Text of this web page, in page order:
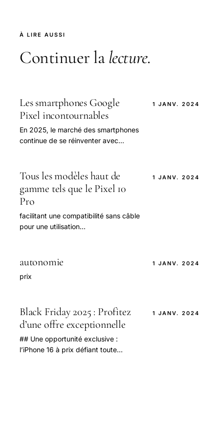
À LIRE AUSSI
Continuer la lecture.
Les smartphones Google
Pixel incontournables
En 2025, le marché des smartphones
continue de se réinventer avec
1 JANV. 2024
Tous les modèles haut de
gamme tels que le Pixel 10
Pro
facilitant une compatibilité sans câble
pour une utilisation
1 JANV. 2024
autonomie
prix
1 JANV. 2024
Black Friday 2025 : Profitez
d’une offre exceptionnelle
## Une opportunité exclusive :
l’iPhone 16 à prix défiant toute
1 JANV. 2024